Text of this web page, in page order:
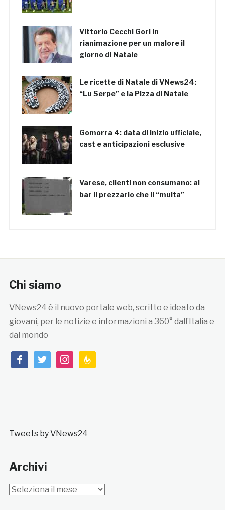
Vittorio Cecchi Gori in
rianimazione per un malore il
giorno di Natale
Le ricette di Natale di VNews24:
“Lu Serpe” e la Pizza di Natale
Gomorra 4: data di inizio ufficiale,
cast e anticipazioni esclusive
Varese, clienti non consumano: al
bar il prezzario che li “multa”
Chi siamo
VNews24 è il nuovo portale web, scritto e ideato da
giovani, per le notizie e informazioni a 360° dall’Italia e
dal mondo
facebooktwitterinstagramfeedburner
Tweets by VNews24
Archivi
Archivi